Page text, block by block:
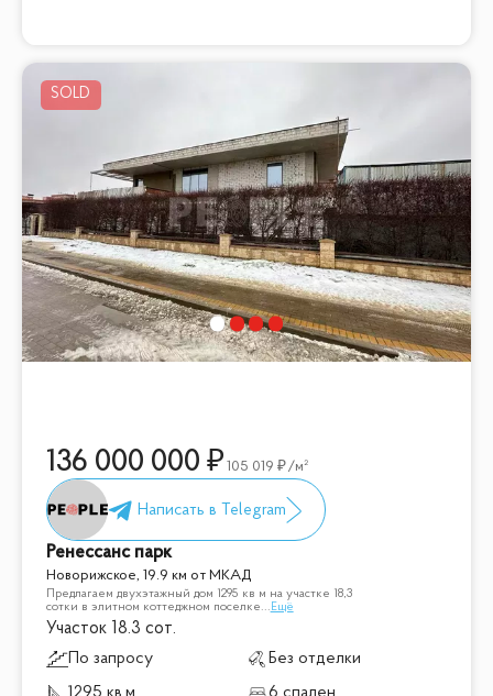
136 000 000 105 019 /м²
Ренессанс парк
Новорижское, 19.9 км от МКАД
Предлагаем двухэтажный дом 1295 кв м на участке 18,3
сотки в элитном коттеджном поселке... Ещё
Участок 18.3 сот.
По запросу
Без отделки